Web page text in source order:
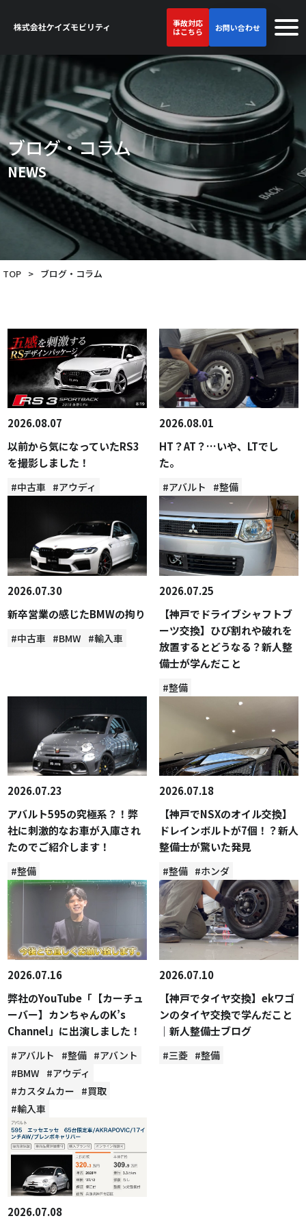
事故対応
はこちら
お問い合わせ
ブログ・コラム
NEWS
TOP > ブログ・コラム
2026.08.07
以前から気になっていたRS3
を撮影しました！
#中古車 #アウディ
2026.08.01
HT？AT？…いや、LTでし
た。
#アバルト #整備
2026.07.30
新卒営業の感じたBMWの拘り
#中古車 #BMW #輸入車
2026.07.25
【神戸でドライブシャフトブ
ーツ交換】ひび割れや破れを
放置するとどうなる？新人整
備士が学んだこと
#整備
2026.07.23
アバルト595の究極系？！弊
社に刺激的なお車が入庫され
たのでご紹介します！
#整備
2026.07.18
【神戸でNSXのオイル交換】
ドレインボルトが7個！？新人
整備士が驚いた発見
#整備 #ホンダ
2026.07.16
弊社のYouTube「【カーチュ
ーバー】カンちゃんのK’s
Channel」に出演しました！
#アバルト #整備 #アバント
#BMW #アウディ
#カスタムカー #買取
#輸入車
2026.07.10
【神戸でタイヤ交換】ekワゴ
ンのタイヤ交換で学んだこと
｜新人整備士ブログ
#三菱 #整備
2026.07.08